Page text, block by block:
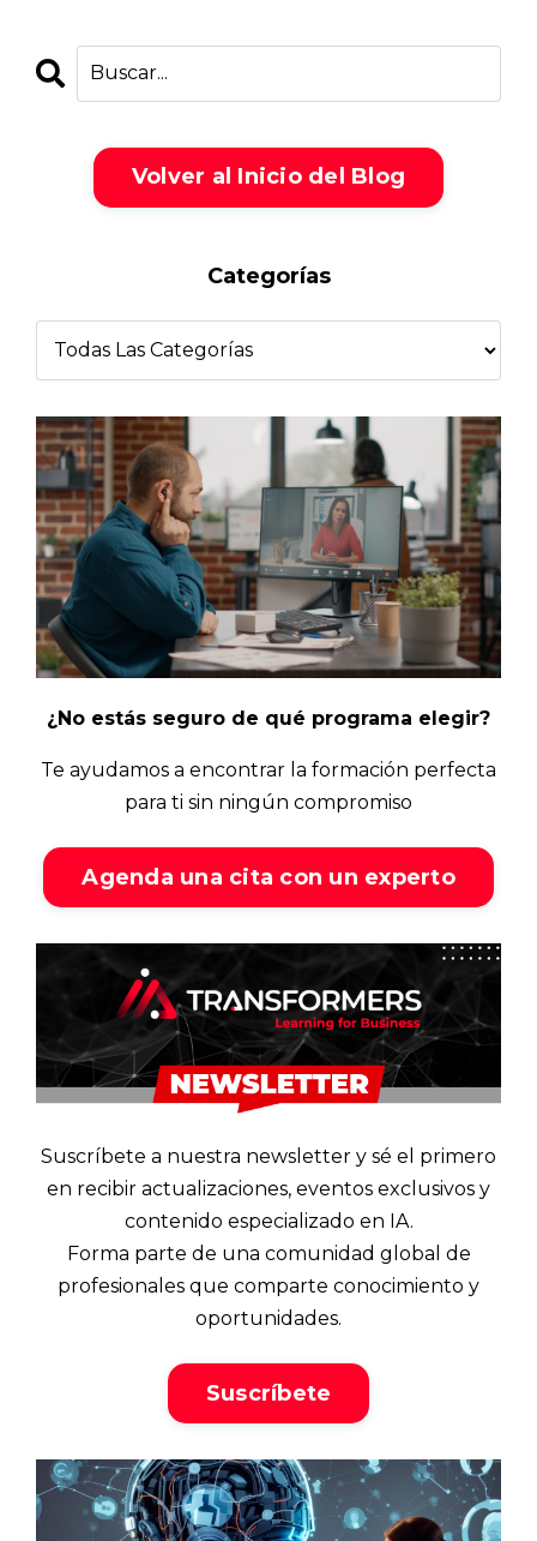
Volver al Inicio del Blog
Categorías
¿No estás seguro de qué programa elegir?
Te ayudamos a encontrar la formación perfecta
para ti sin ningún compromiso
Agenda una cita con un experto
Suscríbete a nuestra newsletter y sé el primero
en recibir actualizaciones, eventos exclusivos y
contenido especializado en IA.
Forma parte de una comunidad global de
profesionales que comparte conocimiento y
oportunidades.
Suscríbete